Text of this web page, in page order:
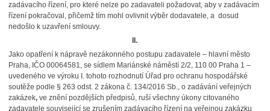
zadávacího řízení, pro které nelze po zadavateli požadovat, aby v zadávacím
řízení pokračoval, přičemž tím mohl ovlivnit výběr dodavatele, a dosud
nedošlo k uzavření smlouvy.
II.
Jako opatření k nápravě nezákonného postupu zadavatele – hlavní město
Praha, IČO 00064581, se sídlem Mariánské náměstí 2/2, 110 00 Praha 1 –
uvedeného ve výroku I. tohoto rozhodnutí Úřad pro ochranu hospodářské
soutěže podle § 263 odst. 2 zákona č. 134/2016 Sb., o zadávání veřejných
zakázek,ve znění pozdějších předpisů, ruší všechny úkony citovaného
zadavatele související se zrušením zadávacího řízení na veřejnou zakázku